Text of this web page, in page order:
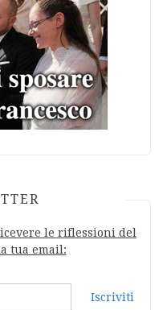
le riflessioni del
tua email:
Iscriviti